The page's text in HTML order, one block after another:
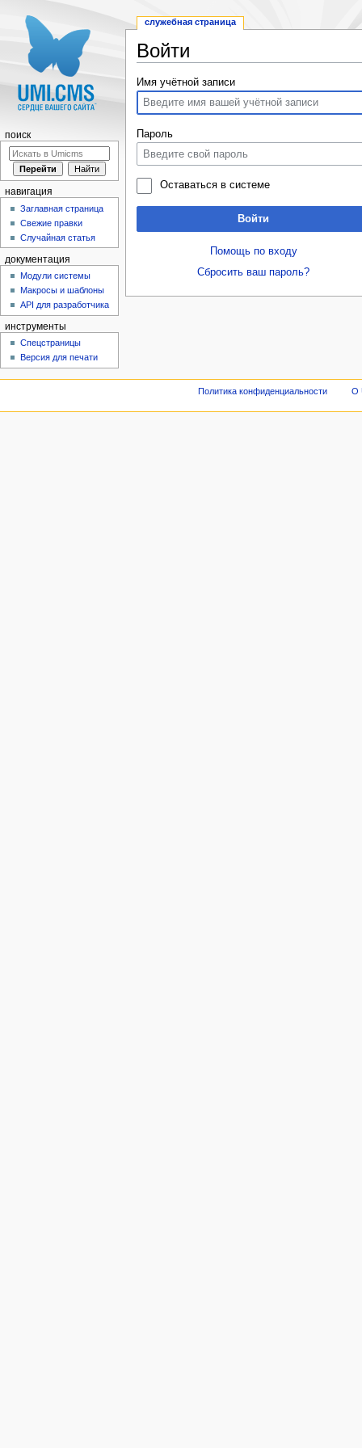
Войти
Имя учётной записи
Пароль
Оставаться в системе
Войти
Помощь по входу
Сбросить ваш пароль?
служебная страница
поиск
навигация
Заглавная страница
Свежие правки
Случайная статья
документация
Модули системы
Макросы и шаблоны
API для разработчика
инструменты
Спецстраницы
Версия для печати
Политика конфиденциальности О